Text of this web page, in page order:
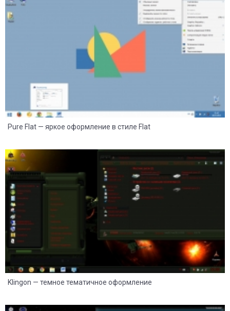
20
Pure Flat — яркое оформление в стиле Flat
8 4
Klingon — темное тематичное оформление